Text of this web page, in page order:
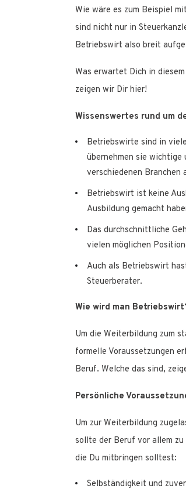
Wie wäre es zum Beispiel
sind nicht nur in
Betriebswirt also breit
Was erwartet Dich in
zeigen wir Dir hier!
Wissenswertes rund um
Betriebswirte sind in
übernehmen sie
verschiedenen Branchen
Betriebswirt ist keine
Ausbildung gemacht
Das durchschnittliche
vielen möglichen
Auch als Betriebswirt
Steuerberater.
Wie wird man
Um die Weiterbildung zum
formelle Voraussetzungen
Beruf. Welche das sind,
Persönliche
Um zur Weiterbildung
sollte der Beruf vor allem
die Du mitbringen solltest:
Selbständigkeit und